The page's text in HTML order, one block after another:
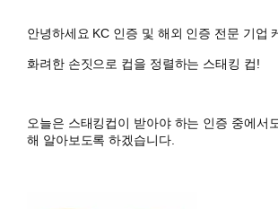
안녕하세요 KC 인증 및 해외 인증 전문 기업
화려한 손짓으로 컵을 정렬하는 스태킹 컵!
오늘은 스태킹컵이 받아야 하는 인증 중에서
해 알아보도록 하겠습니다.